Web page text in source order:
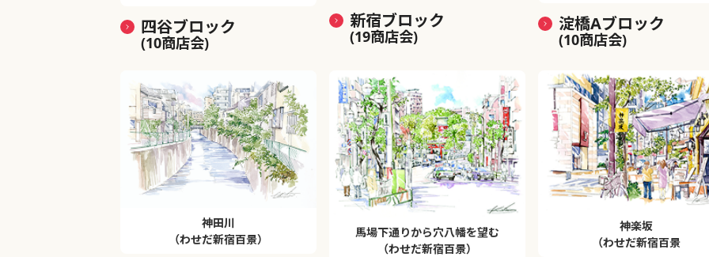
四谷ブロック
(10商店会)
新宿ブロック
(19商店会)
淀橋Aブロック
(10商店会)
神田川
（わせだ新宿百景）
馬場下通りから穴八幡を望む
（わせだ新宿百景）
神楽坂
（わせだ新宿百景